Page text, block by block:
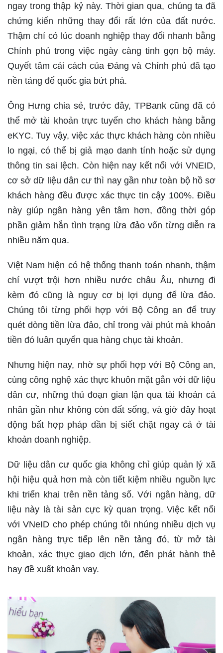
ngay trong thập kỷ này. Thời gian qua, chúng ta đã
chứng kiến những thay đổi rất lớn của đất nước.
Thậm chí có lúc doanh nghiệp thay đổi nhanh bằng
Chính phủ trong việc ngày càng tinh gọn bộ máy.
Quyết tâm cải cách của Đảng và Chính phủ đã tạo
nền tảng để quốc gia bứt phá.
Ông Hưng chia sẻ, trước đây, TPBank cũng đã có
thể mở tài khoản trực tuyến cho khách hàng bằng
eKYC. Tuy vậy, việc xác thực khách hàng còn nhiều
lo ngại, có thể bị giả mạo danh tính hoặc sử dụng
thông tin sai lệch. Còn hiện nay kết nối với VNEID,
cơ sở dữ liệu dân cư thì nay gần như toàn bộ hồ sơ
khách hàng đều được xác thực tin cậy 100%. Điều
này giúp ngân hàng yên tâm hơn, đồng thời góp
phần giảm hẳn tình trạng lừa đảo vốn từng diễn ra
nhiều năm qua.
Việt Nam hiện có hệ thống thanh toán nhanh, thậm
chí vượt trội hơn nhiều nước châu Âu, nhưng đi
kèm đó cũng là nguy cơ bị lợi dụng để lừa đảo.
Chúng tôi từng phối hợp với Bộ Công an để truy
quét dòng tiền lừa đảo, chỉ trong vài phút mà khoản
tiền đó luân quyển qua hàng chục tài khoản.
Nhưng hiện nay, nhờ sự phối hợp với Bộ Công an,
cùng công nghệ xác thực khuôn mặt gắn với dữ liệu
dân cư, những thủ đoạn gian lận qua tài khoản cá
nhân gần như không còn đất sống, và giờ đây hoạt
động bất hợp pháp dần bị siết chặt ngay cả ở tài
khoản doanh nghiệp.
Dữ liệu dân cư quốc gia không chỉ giúp quản lý xã
hội hiệu quả hơn mà còn tiết kiệm nhiều nguồn lực
khi triển khai trên nền tảng số. Với ngân hàng, dữ
liệu này là tài sản cực kỳ quan trọng. Việc kết nối
với VNeID cho phép chúng tôi nhúng nhiều dịch vụ
ngân hàng trực tiếp lên nền tảng đó, từ mở tài
khoản, xác thực giao dịch lớn, đến phát hành thẻ
hay đề xuất khoản vay.